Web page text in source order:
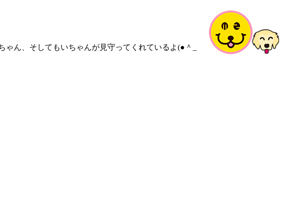
ん、そしてもいちゃんが見守ってくれているよ(●＾_